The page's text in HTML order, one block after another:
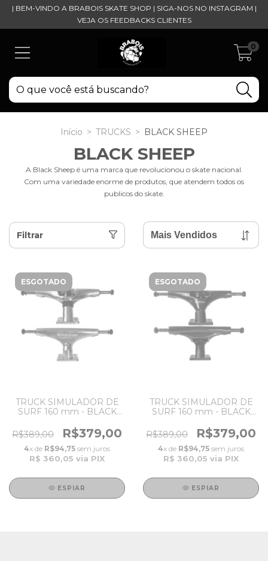
| BEM-VINDO A BRABOIS SKATE SHOP | SIGA-NOS NO INSTAGRAM |
VEJA OS FEEDBACKS CLIENTES
0
Início > TRUCKS > BLACK SHEEP
BLACK SHEEP
A Black Sheep é uma marca que revolucionou o skate nacional.
Com uma variedade enorme de produtos, que atendem todos os
publicos do skate.
Filtrar
ESGOTADO
TRUCK SIMULADOR DE
SURF 160 mm - BLACK
PU
R$389,00 R$379,00
4x de R$94,75 sem juros
R$ 360,05 via PIX
ESPIAR
ESGOTADO
TRUCK SIMULADOR DE
SURF 160 mm - BLACK
PU
R$389,00 R$379,00
4x de R$94,75 sem juros
R$ 360,05 via PIX
ESPIAR